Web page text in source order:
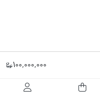
100,000,000